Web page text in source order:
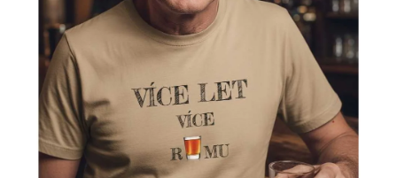
MÁM SRDCE POMÁHÁM
VÁNOCE
PROVIZNÍ SYSTÉM